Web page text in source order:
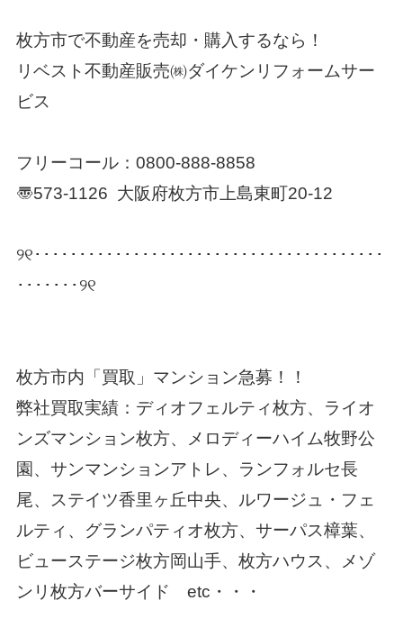
枚方市で不動産を売却・購入するなら！
リベスト不動産販売㈱ダイケンリフォームサー
ビス
フリーコール： 0800-888-8858
〠573-1126 大阪府枚方市上島東町20-12
୨୧･･･････････････････････････････････････
･･･････୨୧
枚方市内「買取」マンション急募！！
弊社買取実績： ディオフェルティ枚方、ライオ
ンズマンション枚方、メロディーハイム牧野公
園、サンマンションアトレ、ランフォルセ長
尾、ステイツ香里ヶ丘中央、ルワージュ・フェ
ルティ、グランパティオ枚方、サーパス樟葉、
ビューステージ枚方岡山手、枚方ハウス、メゾ
ンリ枚方バーサイド etc・・・